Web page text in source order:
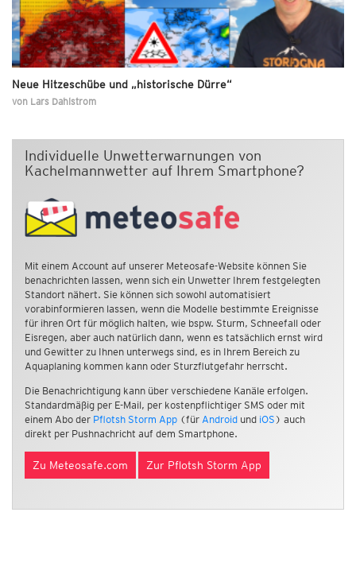
Neue Hitzeschübe und „historische Dürre“
von Lars Dahlstrom
Individuelle Unwetterwarnungen von
Kachelmannwetter auf Ihrem Smartphone?
Mit einem Account auf unserer Meteosafe-Website können Sie
benachrichten lassen, wenn sich ein Unwetter Ihrem festgelegten
Standort nähert. Sie können sich sowohl automatisiert
vorabinformieren lassen, wenn die Modelle bestimmte Ereignisse
für ihren Ort für möglich halten, wie bspw. Sturm, Schneefall oder
Eisregen, aber auch natürlich dann, wenn es tatsächlich ernst wird
und Gewitter zu Ihnen unterwegs sind, es in Ihrem Bereich zu
Aquaplaning kommen kann oder Sturzflutgefahr herrscht.
Die Benachrichtigung kann über verschiedene Kanäle erfolgen.
Standardmäßig per E-Mail, per kostenpflichtiger SMS oder mit
einem Abo der Pflotsh Storm App (für Android und iOS ) auch
direkt per Pushnachricht auf dem Smartphone.
Zu Meteosafe.com Zur Pflotsh Storm App